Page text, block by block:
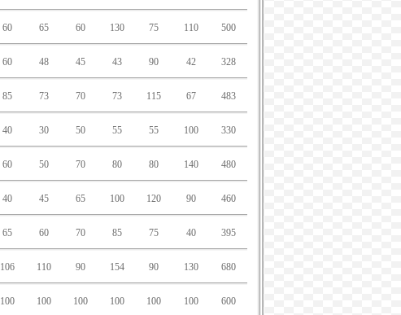
60 65 60 130 75 110 500
60 48 45 43 90 42 328
85 73 70 73 115 67 483
40 30 50 55 55 100 330
60 50 70 80 80 140 480
40 45 65 100 120 90 460
65 60 70 85 75 40 395
106 110 90 154 90 130 680
100 100 100 100 100 100 600